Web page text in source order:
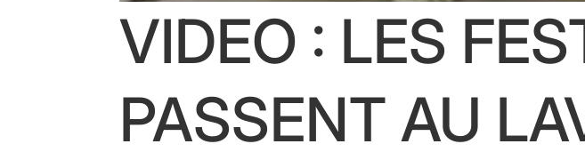
VIDEO : LES
PASSENT AU